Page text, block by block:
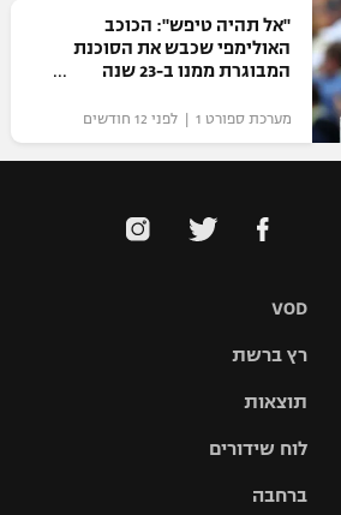
"אל תהיה טיפש": הכוכב
האולימפי שכבש את הסוכנת
המבוגרת ממנו ב-23 שנה
מערכת ספורט 1 | לפני 12 חודשים
VOD
רץ ברשת
תוצאות
לוח שידורים
ברחבה